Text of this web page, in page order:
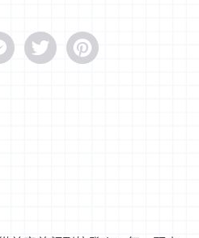
Twitter Pinterest